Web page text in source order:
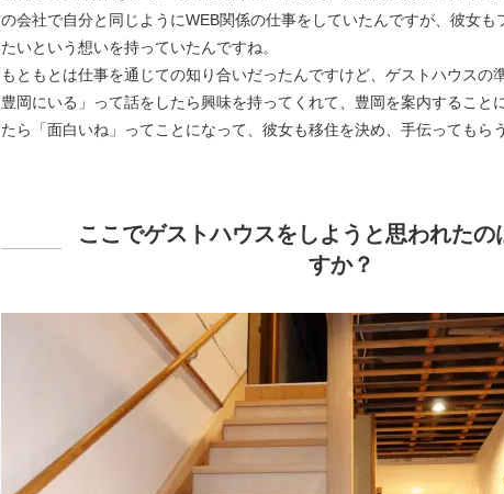
の会社で自分と同じようにWEB関係の仕事をしていたんですが、彼女も
たいという想いを持っていたんですね。
もともとは仕事を通じての知り合いだったんですけど、ゲストハウスの
豊岡にいる」って話をしたら興味を持ってくれて、豊岡を案内すること
たら「面白いね」ってことになって、彼女も移住を決め、手伝ってもら
ここでゲストハウスをしようと思われたの
すか？